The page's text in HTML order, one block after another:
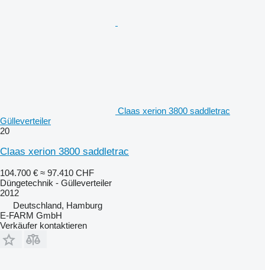
Claas xerion 3800 saddletrac
Gülleverteiler
20
Claas xerion 3800 saddletrac
104.700 € ≈ 97.410 CHF
Düngetechnik - Gülleverteiler
2012
Deutschland, Hamburg
E-FARM GmbH
Verkäufer kontaktieren